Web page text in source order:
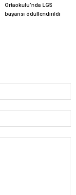
Ortaokulu’nda LGS
başarısı ödüllendirildi